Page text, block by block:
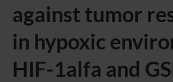
against tumor
in hypoxic
HIF-1alfa and